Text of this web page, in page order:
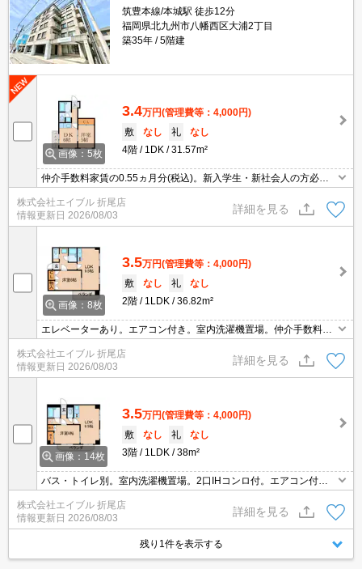
筑豊本線/本城駅 徒歩12分
福岡県北九州市八幡西区大浦2丁目
築35年
5階建
画像：5枚
3.4万円(管理費等：4,000円)
敷
なし 礼
なし
4階
1DK 31.57m²
仲介手数料家賃の0.55ヵ月分(税込)。新入学生・新社会人の方必
株式会社エイブル 折尾店
情報更新日 2026/08/03
詳細を見る
画像：8枚
3.5万円(管理費等：4,000円)
敷
なし 礼
なし
2階
1LDK 36.82m²
エレベーターあり。エアコン付き。室内洗濯機置場。仲介手数料家
株式会社エイブル 折尾店
情報更新日 2026/08/03
詳細を見る
画像：14枚
3.5万円(管理費等：4,000円)
敷
なし 礼
なし
3階
1LDK 38m²
バス・トイレ別。室内洗濯機置場。2口IHコンロ付。エアコン付
株式会社エイブル 折尾店
情報更新日 2026/08/03
詳細を見る
残り1件を表示する